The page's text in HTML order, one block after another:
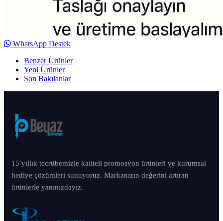
WhatsApp Destek
Benzer Ürünler
Yeni Ürünler
Son Bakılanlar
15 yıllık tecrübemizle kaliteli promosyon ürünleri ve kurumsal
hediye çözümleri sunuyoruz. Markanızın değerini artıran
ürünlerle yanınızdayız.